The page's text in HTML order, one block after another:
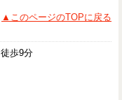
▲このページのTOPに戻る
歩9分